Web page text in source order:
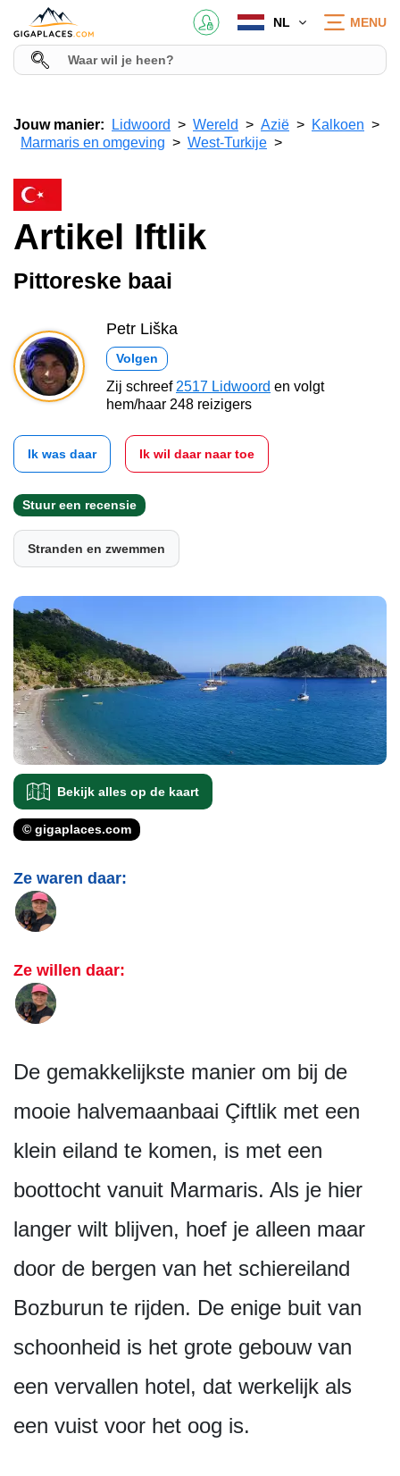
NL MENU
Jouw manier: Lidwoord Wereld Azië
Kalkoen
Marmaris en omgeving
West-Turkije
Artikel Iftlik
Pittoreske baai
Petr Liška
Volgen
Zij schreef 2517 Lidwoord en volgt
hem/haar 248 reizigers
Ik was daar Ik wil daar naar toe
Stuur een recensie
Stranden en zwemmen
Bekijk alles op de kaart
© gigaplaces.com
Ze waren daar:
Ze willen daar:
De gemakkelijkste manier om bij de
mooie halvemaanbaai Çiftlik met een
klein eiland te komen, is met een
boottocht vanuit Marmaris. Als je hier
langer wilt blijven, hoef je alleen maar
door de bergen van het schiereiland
Bozburun te rijden. De enige buit van
schoonheid is het grote gebouw van
een vervallen hotel, dat werkelijk als
een vuist voor het oog is.